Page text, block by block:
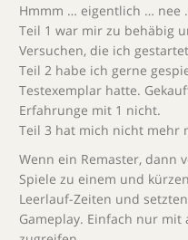
Hmmm … eigentlich … nee
Teil 1 war mir zu behäbig
Versuchen, die ich
Teil 2 habe ich gerne
Testexemplar hatte.
Erfahrunge mit 1 nicht.
Teil 3 hat mich nicht mehr
Wenn ein Remaster, dann
Spiele zu einem und
Leerlauf-Zeiten und
Gameplay. Einfach nur